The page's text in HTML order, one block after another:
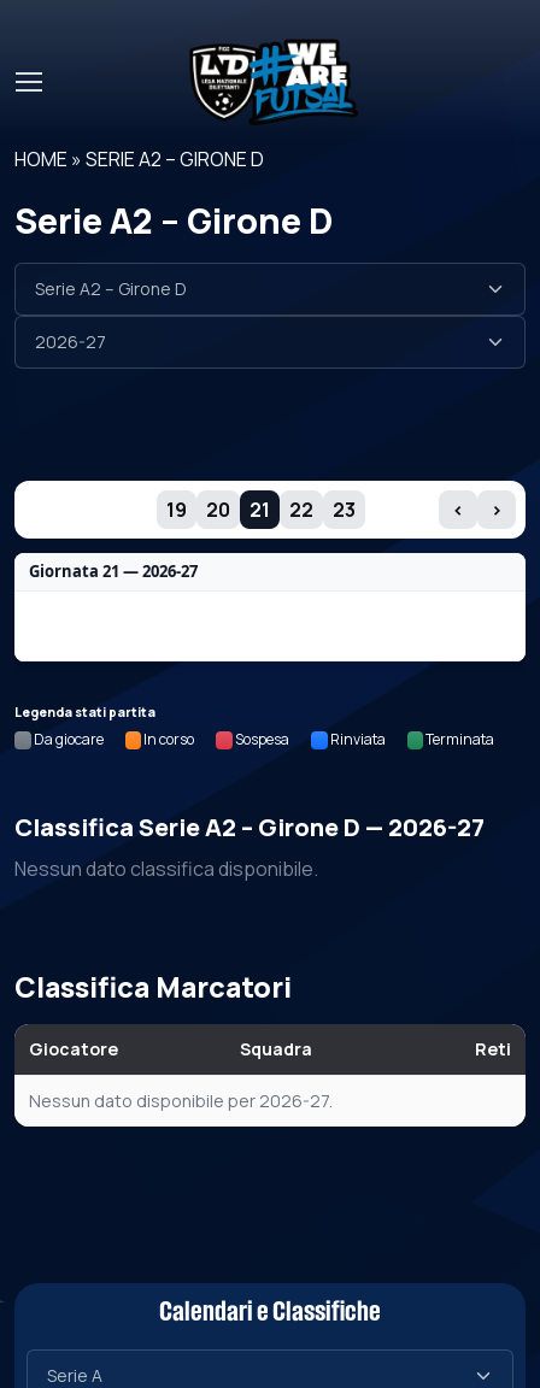
HOME »SERIE A2 – GIRONE D
Serie A2 – Girone D
19 20 21 22 23 ‹ ›
Giornata 21 — 2026-27
Legenda stati partita
Da giocare In corso Sospesa Rinviata Terminata
Classifica Serie A2 – Girone D — 2026-27
Nessun dato classifica disponibile.
Classifica Marcatori
Giocatore Squadra Reti
Nessun dato disponibile per 2026-27.
Calendari e Classifiche